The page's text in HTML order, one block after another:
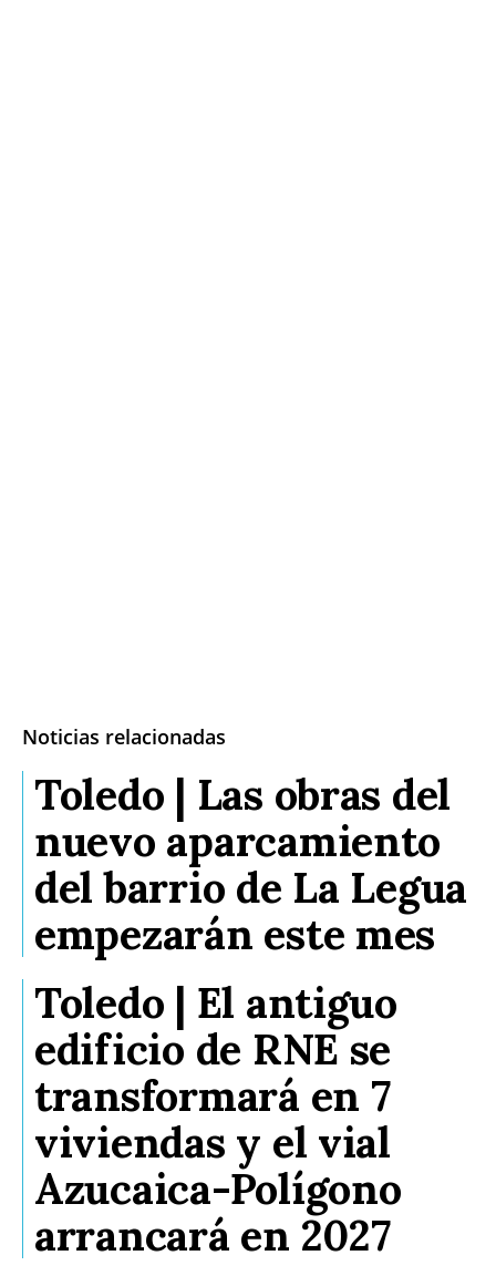
Noticias relacionadas
Toledo | Las obras del
nuevo aparcamiento
del barrio de La Legua
empezarán este mes
Toledo | El antiguo
edificio de RNE se
transformará en 7
viviendas y el vial
Azucaica-Polígono
arrancará en 2027